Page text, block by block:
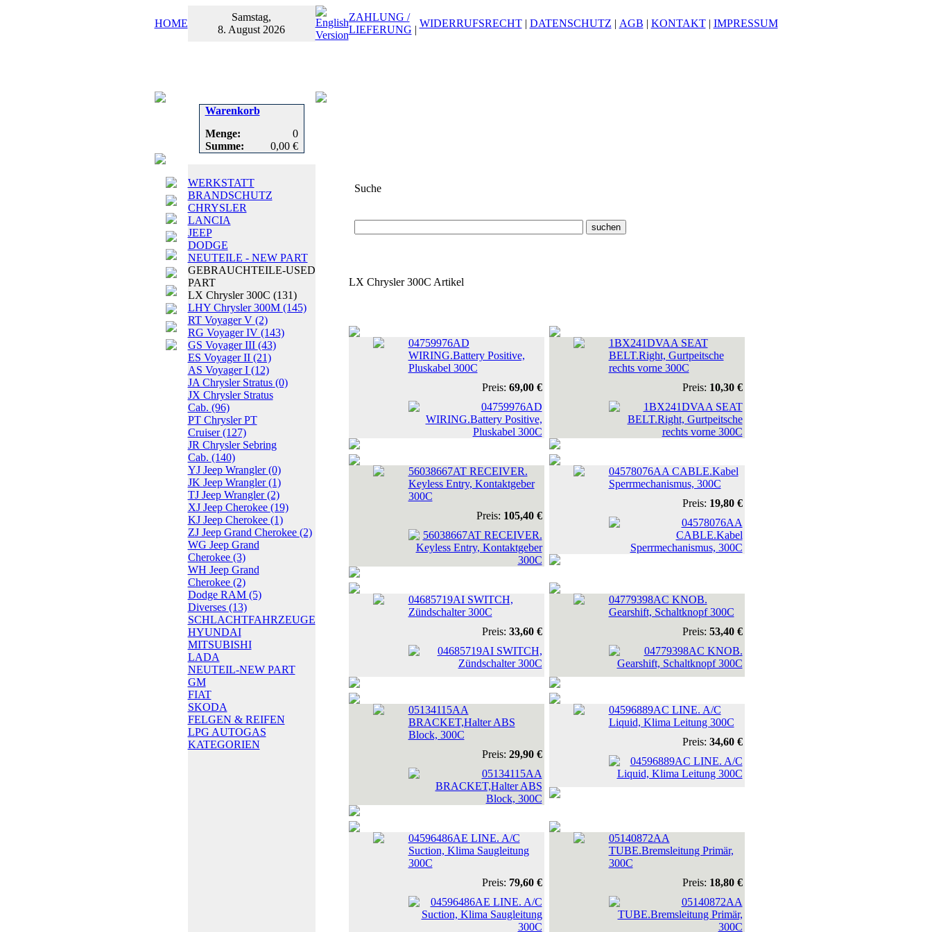
HOME
Samstag,
8. August 2026
ZAHLUNG /
LIEFERUNG |
WIDERRUFSRECHT| DATENSCHUTZ | AGB | KONTAKT| IMPRESSUM
Warenkorb
Menge:
0
Summe:
0,00 €
WERKSTATT
BRANDSCHUTZ
CHRYSLER
LANCIA
JEEP
DODGE
NEUTEILE - NEW PART
GEBRAUCHTEILE-USED
PART
LX Chrysler 300C (131)
LHY Chrysler 300M (145)
RT Voyager V (2)
RG Voyager IV (143)
GS Voyager III (43)
ES Voyager II (21)
AS Voyager I (12)
JA Chrysler Stratus (0)
JX Chrysler Stratus
Cab. (96)
PT Chrysler PT
Cruiser(127)
JR Chrysler Sebring
Cab. (140)
YJ Jeep Wrangler(0)
JK Jeep Wrangler(1)
TJ Jeep Wrangler(2)
XJ Jeep Cherokee (19)
KJ Jeep Cherokee (1)
ZJ Jeep Grand Cherokee (2)
WG Jeep Grand
Cherokee (3)
WH Jeep Grand
Cherokee (2)
Dodge RAM (5)
Diverses (13)
SCHLACHTFAHRZEUGE
HYUNDAI
MITSUBISHI
LADA
NEUTEIL-NEW PART
GM
FIAT
SKODA
FELGEN & REIFEN
LPG AUTOGAS
KATEGORIEN
Suche
LX Chrysler 300C Artikel
04759976AD
WIRING.Battery Positive,
Pluskabel 300C
Preis: 69,00 €
1BX241DVAA SEAT
BELT.Right, Gurtpeitsche
rechts vorne 300C
Preis: 10,30 €
56038667AT RECEIVER.
Keyless Entry, Kontaktgeber
300C
Preis: 105,40 €
04578076AA CABLE.Kabel
Sperrmechanismus, 300C
Preis: 19,80 €
04685719AI SWITCH,
Zündschalter 300C
Preis: 33,60 €
04779398AC KNOB.
Gearshift, Schaltknopf 300C
Preis: 53,40 €
05134115AA
BRACKET,Halter ABS
Block, 300C
Preis: 29,90 €
04596889AC LINE. A/C
Liquid, Klima Leitung 300C
Preis: 34,60 €
04596486AE LINE. A/C
Suction, Klima Saugleitung
300C
Preis: 79,60 €
05140872AA
TUBE.Bremsleitung Primär,
300C
Preis: 18,80 €